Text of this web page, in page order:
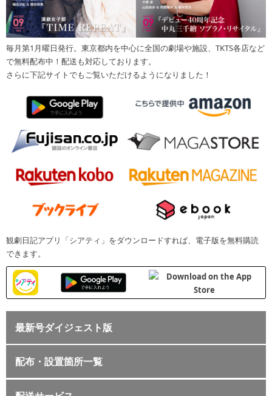
毎月第1月曜日発行。東京都内を中心に全国の劇場や施設、TKTS各店など
で無料配布中！配送も対応しております。
さらに下記サイトでもご覧いただけるようになりました！
観劇日記アプリ「シアティ」をダウンロードすれば、電子版を無料購読
できます。
最新号ダイジェスト版
配布・設置箇所一覧